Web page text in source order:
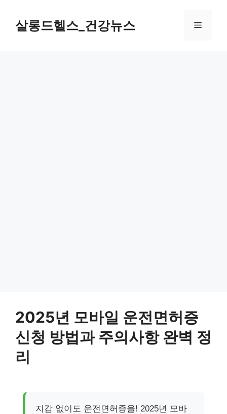
살롱드헬스_건강뉴스 메
2025년 모바일 운전면허증
신청 방법과 주의사항 완벽 정
리
지갑 없이도 운전면허증을! 2025년 모바